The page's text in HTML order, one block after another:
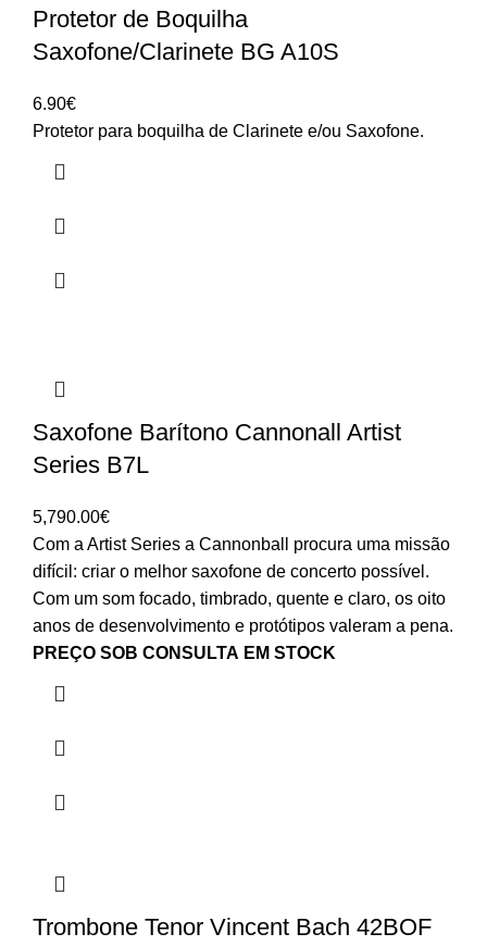
Protetor de Boquilha
Saxofone/Clarinete BG A10S
6.90€
Protetor para boquilha de Clarinete e/ou Saxofone.
Saxofone Barítono Cannonall Artist
Series B7L
5,790.00€
Com a Artist Series a Cannonball procura uma missão
difícil: criar o melhor saxofone de concerto possível.
Com um som focado, timbrado, quente e claro, os oito
anos de desenvolvimento e protótipos valeram a pena.
PREÇO SOB CONSULTA EM STOCK
Trombone Tenor Vincent Bach 42BOF